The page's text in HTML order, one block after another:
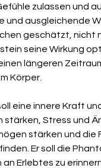
zulassen und
und ausgleichende
geschätzt, nicht
seine Wirkung
längeren
Körper.
eine innere Kraft
stärken, Stress und
stärken und
Er soll die
an Erlebtes zu